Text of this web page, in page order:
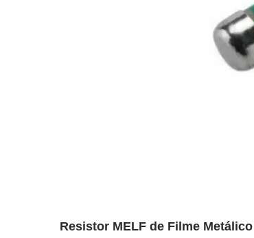
Resistor MELF de Filme